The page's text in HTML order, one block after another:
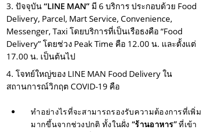
3. ปัจจุบัน“LINE MAN” มี 6 บริการ ประกอบด้วย Food
Delivery, Parcel, Mart Service, Convenience,
Messenger, Taxi โดยบริการที่เป็นเรือธงคือ “Food
Delivery” โดยช่วง Peak Time คือ 12.00 น. และตั้งแต่
17.00 น. เป็นต้นไป
4. โจทย์ใหญ่ของ LINE MAN Food Delivery ใน
สถานการณ์วิกฤต COVID-19 คือ
ทำอย่างไรที่จะสามารถรองรับความต้องการที่เพิ่ม
มากขึ้นจากช่วงปกติ ทั้งในฝั่ง“ร้านอาหาร”ที่เข้า